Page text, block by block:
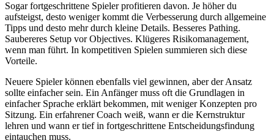
Sogar fortgeschrittene Spieler profitieren davon. Je höher du
aufsteigst, desto weniger kommt die Verbesserung durch allgemeine
Tipps und desto mehr durch kleine Details. Besseres Pathing.
Saubereres Setup vor Objectives. Klügeres Risikomanagement,
wenn man führt. In kompetitiven Spielen summieren sich diese
Vorteile.
Neuere Spieler können ebenfalls viel gewinnen, aber der Ansatz
sollte einfacher sein. Ein Anfänger muss oft die Grundlagen in
einfacher Sprache erklärt bekommen, mit weniger Konzepten pro
Sitzung. Ein erfahrener Coach weiß, wann er die Kernstruktur
lehren und wann er tief in fortgeschrittene Entscheidungsfindung
eintauchen muss.